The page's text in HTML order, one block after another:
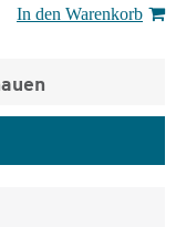
In den Warenkorb